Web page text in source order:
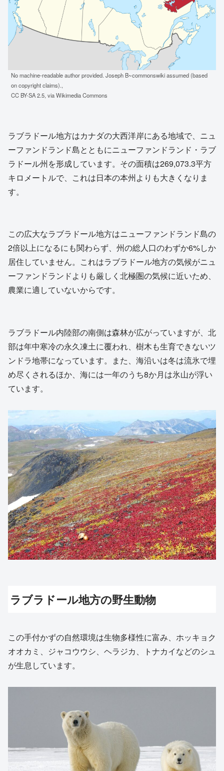
No machine-readable author provided. Joseph B~commonswiki assumed (based
on copyright claims).,
CC BY-SA 2.5, via Wikimedia Commons
ラブラドール地方はカナダの大西洋岸にある地域で、ニュ
ーファンドランド島とともにニューファンドランド・ラブ
ラドール州を形成しています。その面積は269,073.3平方
キロメートルで、これは日本の本州よりも大きくなりま
す。
この広大なラブラドール地方はニューファンドランド島の
2倍以上になるにも関わらず、州の総人口のわずか6%しか
居住していません。これはラブラドール地方の気候がニュ
ーファンドランドよりも厳しく北極圏の気候に近いため、
農業に適していないからです。
ラブラドール内陸部の南側は森林が広がっていますが、北
部は年中寒冷の永久凍土に覆われ、樹木も生育できないツ
ンドラ地帯になっています。また、海沿いは冬は流氷で埋
め尽くされるほか、海には一年のうち8か月は氷山が浮い
ています。
ラブラドール地方の野生動物
この手付かずの自然環境は生物多様性に富み、ホッキョク
オオカミ、ジャコウウシ、ヘラジカ、トナカイなどのシュ
が生息しています。